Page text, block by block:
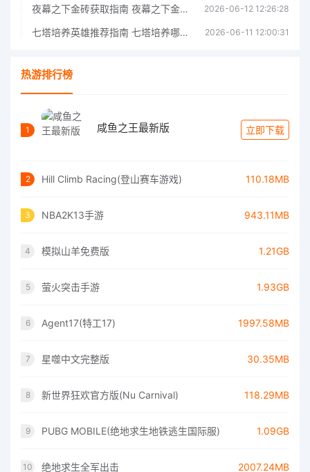
夜幕之下金砖获取指南 夜幕之下金砖获取方法 2026-06-12 12:26:28
七塔培养英雄推荐指南 七塔培养哪个英雄好 2026-06-11 12:00:31
热游排行榜
1 咸鱼之王最新版 立即下载
2 Hill Climb Racing(登山赛车游戏) 110.18MB
3 NBA2K13手游 943.11MB
4 模拟山羊免费版 1.21GB
5 萤火突击手游 1.93GB
6 Agent17(特工17) 1997.58MB
7 星噬中文完整版 30.35MB
8 新世界狂欢官方版(Nu Carnival) 118.29MB
9 PUBG MOBILE(绝地求生地铁逃生国际服) 1.09GB
10 绝地求生全军出击 2007.24MB